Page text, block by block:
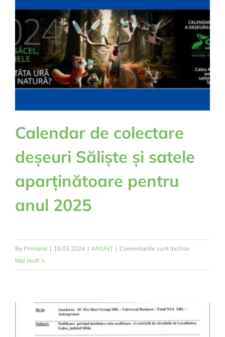
lemn,
în
aer
liber
Calendar de colectare
deșeuri Săliște și satele
aparținătoare pentru
anul 2025
By Primaria | 15.03.2024 | ANUNȚ | Comentariile sunt închise
de
și
satele
Mai mult